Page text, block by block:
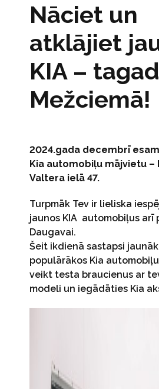
Nāciet un
atklājiet
KIA –
Mežciemā!
2024.gada decembrī
Kia automobiļu mājvietu –
Valtera ielā 47.
Turpmāk Tev ir lieliska
jaunos KIA automobiļus arī
Daugavai.
Šeit ikdienā sastapsi
populārākos Kia
veikt testa braucienus ar
modeli un iegādāties Kia